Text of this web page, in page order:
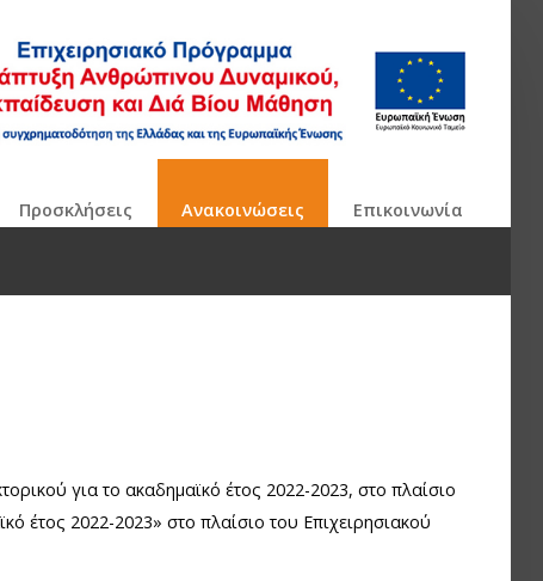
Πρoσκλήσεις Ανακοινώσεις Επικοινωνία
για το ακαδημαϊκό έτος 2022-2023, στο πλαίσιο
έτος 2022-2023» στο πλαίσιο του Επιχειρησιακού